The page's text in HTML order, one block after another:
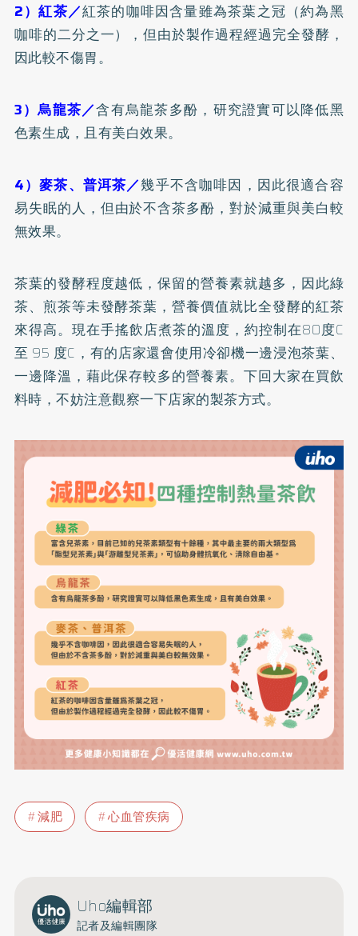
2）紅茶／紅茶的咖啡因含量雖為茶葉之冠（約為黑
咖啡的二分之一），但由於製作過程經過完全發酵，
因此較不傷胃。
3）烏龍茶／含有烏龍茶多酚，研究證實可以降低黑
色素生成，且有美白效果。
4）麥茶、普洱茶／幾乎不含咖啡因，因此很適合容
易失眠的人，但由於不含茶多酚，對於減重與美白較
無效果。
茶葉的發酵程度越低，保留的營養素就越多，因此綠
茶、煎茶等未發酵茶葉，營養價值就比全發酵的紅茶
來得高。現在手搖飲店煮茶的溫度，約控制在80度C
至 95 度C，有的店家還會使用冷卻機一邊浸泡茶葉、
一邊降溫，藉此保存較多的營養素。下回大家在買飲
料時，不妨注意觀察一下店家的製茶方式。
減肥 心血管疾病
Uho編輯部
記者及編輯團隊